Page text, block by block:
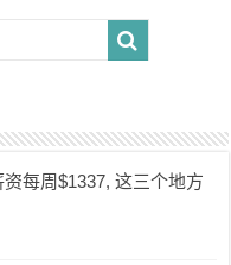
每周$1337, 这三个地方